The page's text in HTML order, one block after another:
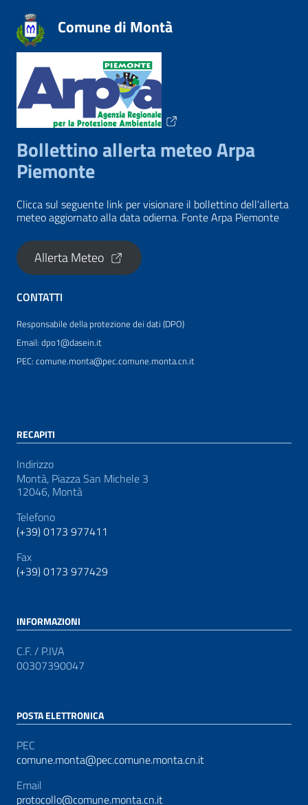
Comune di Montà
Bollettino allerta meteo Arpa
Piemonte
Clicca sul seguente link per visionare il bollettino dell'allerta
meteo aggiornato alla data odierna. Fonte Arpa Piemonte
Allerta Meteo
CONTATTI
Responsabile della protezione dei dati (DPO)
Email: dpo1@dasein.it
PEC: comune.monta@pec.comune.monta.cn.it
RECAPITI
Indirizzo
Montà, Piazza San Michele 3
12046, Montà
Telefono
(+39) 0173 977411
Fax
(+39) 0173 977429
INFORMAZIONI
C.F. / P.IVA
00307390047
POSTA ELETTRONICA
PEC
comune.monta@pec.comune.monta.cn.it
Email
protocollo@comune.monta.cn.it